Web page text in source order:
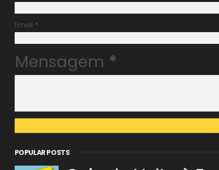
Email *
Mensagem *
POPULAR POSTS